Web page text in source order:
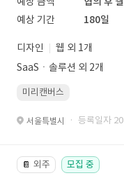
예상 기간
180일
디자인
웹 외 1개
SaaSㆍ솔루션 외 2개
미리캔버스
서울특별시 · 등록일자
📔 외주 모집 중